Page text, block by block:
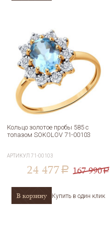
Кольцо золотое пробы 585 с
топазом SOKOLOV 71-00103
АРТИКУЛ71-00103
24 477 a 167 990a
В корзину Купить в один клик